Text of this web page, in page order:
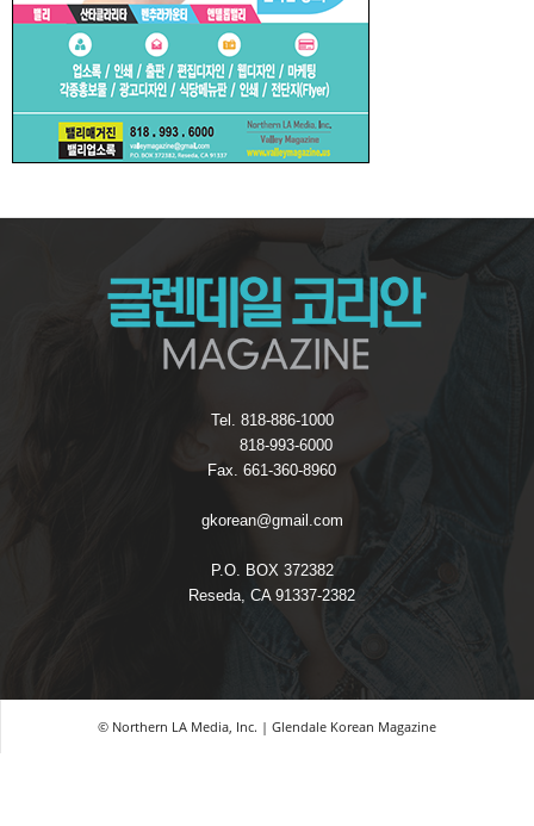
Tel. 818-886-1000
818-993-6000
Fax. 661-360-8960
gkorean@gmail.com
P.O. BOX 372382
Reseda, CA 91337-2382
© Northern LA Media, Inc. | Glendale Korean Magazine